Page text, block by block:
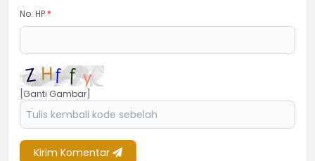
No. HP *
[Ganti Gambar]
Kirim Komentar